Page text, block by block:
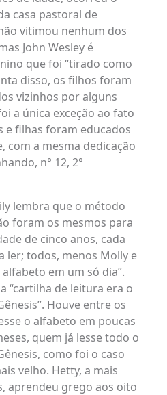
casa pastoral de
vitimou nenhum dos
John Wesley é
que foi “tirado como
disso, os filhos foram
vizinhos por alguns
a única exceção ao fato
e filhas foram educados
com a mesma dedicação
n° 12, 2°
lembra que o método
foram os mesmos para
de cinco anos, cada
ler; todos, menos Molly e
em um só dia”.
“cartilha de leitura era o
Houve entre os
o alfabeto em poucas
quem já lesse todo o
como foi o caso
velho. Hetty, a mais
aprendeu grego aos oito